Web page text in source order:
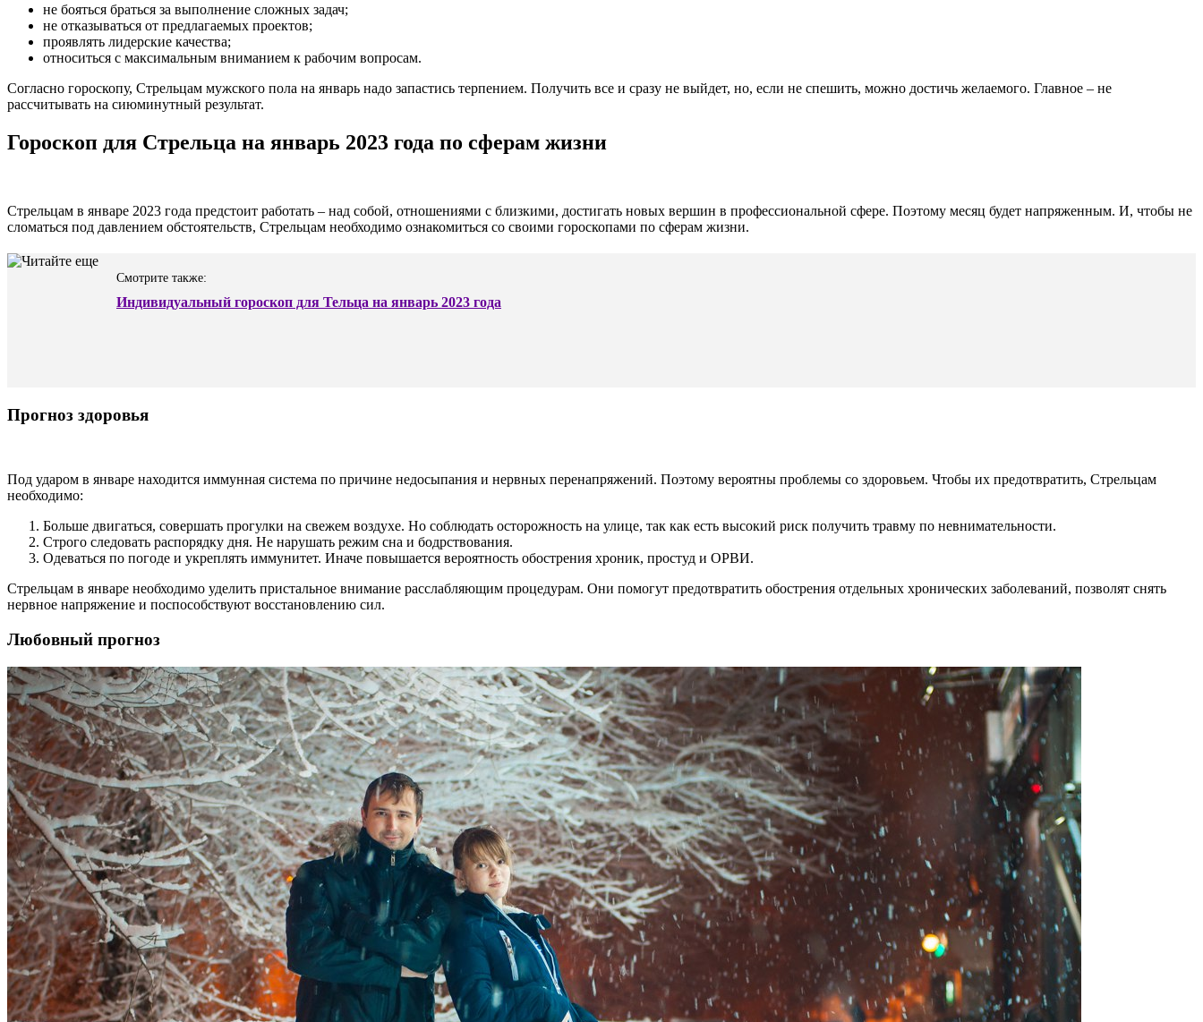
не бояться браться за выполнение сложных задач;
не отказываться от предлагаемых проектов;
проявлять лидерские качества;
относиться с максимальным вниманием к рабочим вопросам.
Согласно гороскопу, Стрельцам мужского пола на январь надо запастись терпением. Получить все и сразу не выйдет, но, если не спешить, можно достичь желаемого. Главное – не
рассчитывать на сиюминутный результат.
Гороскоп для Стрельца на январь 2023 года по сферам жизни
Стрельцам в январе 2023 года предстоит работать – над собой, отношениями с близкими, достигать новых вершин в профессиональной сфере. Поэтому месяц будет напряженным. И, чтобы не
сломаться под давлением обстоятельств, Стрельцам необходимо ознакомиться со своими гороскопами по сферам жизни.
Смотрите также:
Индивидуальный гороскоп для Тельца на январь 2023 года
Прогноз здоровья
Под ударом в январе находится иммунная система по причине недосыпания и нервных перенапряжений. Поэтому вероятны проблемы со здоровьем. Чтобы их предотвратить, Стрельцам
необходимо:
Больше двигаться, совершать прогулки на свежем воздухе. Но соблюдать осторожность на улице, так как есть высокий риск получить травму по невнимательности.
Строго следовать распорядку дня. Не нарушать режим сна и бодрствования.
Одеваться по погоде и укреплять иммунитет. Иначе повышается вероятность обострения хроник, простуд и ОРВИ.
Стрельцам в январе необходимо уделить пристальное внимание расслабляющим процедурам. Они помогут предотвратить обострения отдельных хронических заболеваний, позволят снять
нервное напряжение и поспособствуют восстановлению сил.
Любовный прогноз